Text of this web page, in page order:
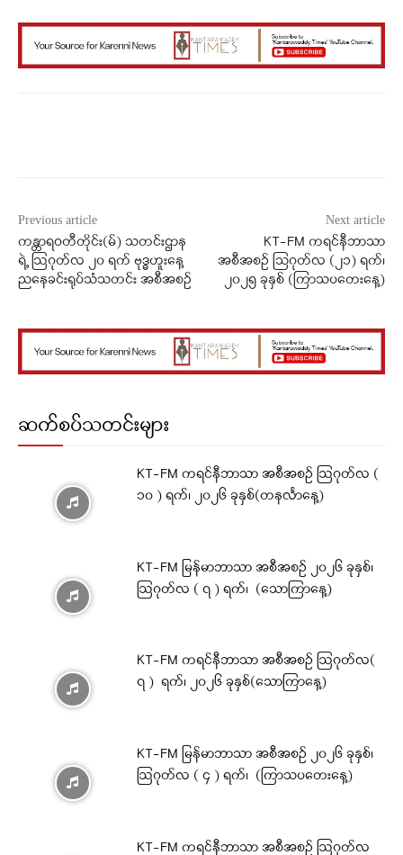
Previous article
ကန္တာရဝတီတိုင်း(မ်) သတင်းဌာန
ရဲ့ ဩဂုတ်လ ၂၀ ရက် ဗုဒ္ဓဟူးနေ့
ညနေခင်းရုပ်သံသတင်း အစီအစဉ်
Next article
KT-FM ကရင်နီဘာသာ
အစီအစဉ် သြဂုတ်လ (၂၁) ရက်၊
၂၀၂၅ ခုနှစ် (ကြာသပတေးနေ့)
ဆက်စပ်သတင်းများ
KT-FM ကရင်နီဘာသာ အစီအစဉ် ဩဂုတ်လ (
၁၀ ) ရက်၊ ၂၀၂၆ ခုနှစ်(တနင်္လာနေ့)
KT-FM မြန်မာဘာသာ အစီအစဉ် ၂၀၂၆ ခုနှစ်၊
ဩဂုတ်လ ( ၇ ) ရက်၊ (သောကြာနေ့)
KT-FM ကရင်နီဘာသာ အစီအစဉ် ဩဂုတ်လ(
၇ ) ရက်၊ ၂၀၂၆ ခုနှစ်(သောကြာနေ့)
KT-FM မြန်မာဘာသာ အစီအစဉ် ၂၀၂၆ ခုနှစ်၊
ဩဂုတ်လ ( ၄ ) ရက်၊ (ကြာသပတေးနေ့)
KT-FM ကရင်နီဘာသာ အစီအစဉ် ဩဂုတ်လ